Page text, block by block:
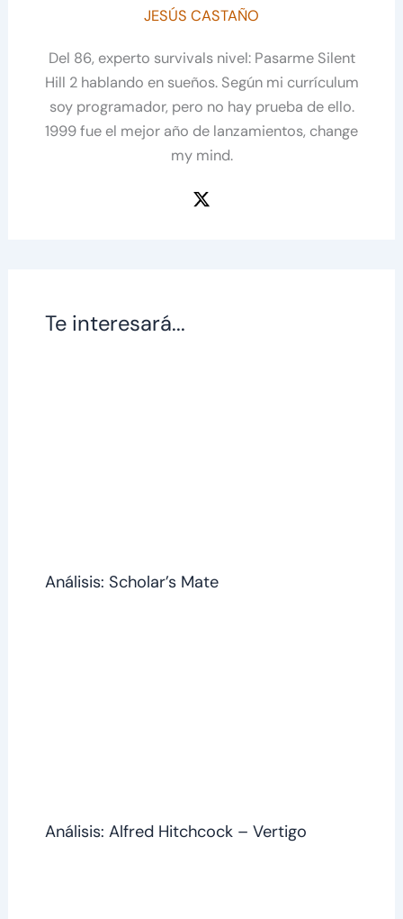
JESÚS CASTAÑO
Del 86, experto survivals nivel: Pasarme Silent
Hill 2 hablando en sueños. Según mi currículum
soy programador, pero no hay prueba de ello.
1999 fue el mejor año de lanzamientos, change
my mind.
Te interesará...
Análisis: Scholar’s Mate
Análisis: Alfred Hitchcock – Vertigo